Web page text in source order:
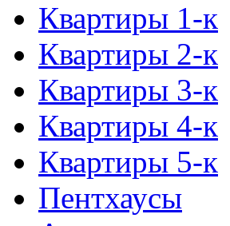
Квартиры 1-к
Квартиры 2-к
Квартиры 3-к
Квартиры 4-к
Квартиры 5-к
Пентхаусы